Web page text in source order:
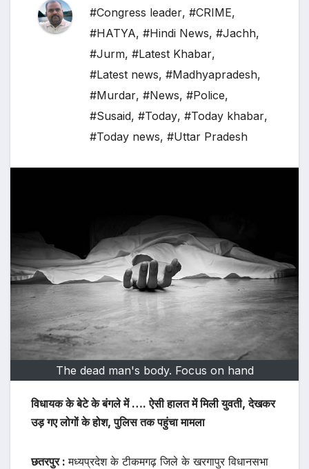
#Congress leader, #CRIME,
#HATYA, #Hindi News, #Jachh,
#Jurm, #Latest Khabar,
#Latest news, #Madhyapradesh,
#Murdar, #News, #Police,
#Susaid, #Today, #Today khabar,
#Today news, #Uttar Pradesh
The dead man's body. Focus on hand
विधायक के बेटे के बंगले में …. ऐसी हालत में मिली युवती, देखकर
उड़ गए लोगों के होश, पुलिस तक पहुंचा मामला
छतरपुर :मध्यप्रदेश के टीकमगढ़ जिले के खरगापुर विधानसभा